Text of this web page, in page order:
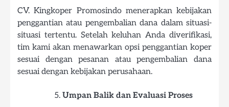
CV. Kingkoper Promosindo menerapkan kebijakan
penggantian atau pengembalian dana dalam situasi-
situasi tertentu. Setelah keluhan Anda diverifikasi,
tim kami akan menawarkan opsi penggantian koper
sesuai dengan pesanan atau pengembalian dana
sesuai dengan kebijakan perusahaan.
Umpan Balik dan Evaluasi Proses